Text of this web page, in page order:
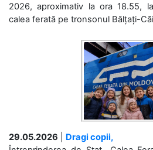
2026, aproximativ la ora 18.55,
calea ferată pe tronsonul Bălțați-
29.05.2026
Dragi copii,